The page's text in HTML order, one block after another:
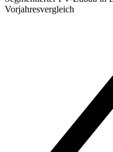
Vorjahresvergleich